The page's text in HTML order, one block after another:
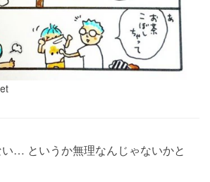
… というか無理なんじゃないかと